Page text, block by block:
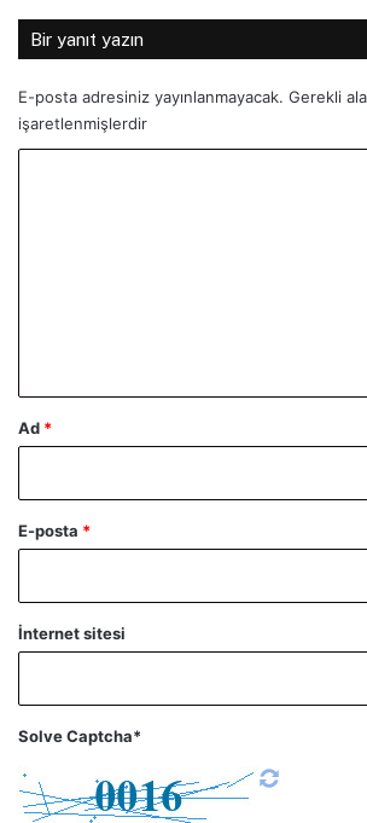
Bir yanıt yazın
E-posta adresiniz yayınlanmayacak. Gerekli
işaretlenmişlerdir
Ad *
E-posta *
İnternet sitesi
Solve Captcha*